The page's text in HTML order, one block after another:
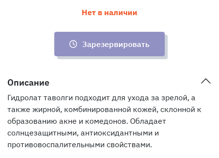
Нет в наличии
Зарезервировать
Описание
Гидролат таволги подходит для ухода за зрелой, а
также жирной, комбинированной кожей, склонной к
образованию акне и комедонов. Обладает
солнцезащитными, антиоксидантными и
противовоспалительными свойствами.